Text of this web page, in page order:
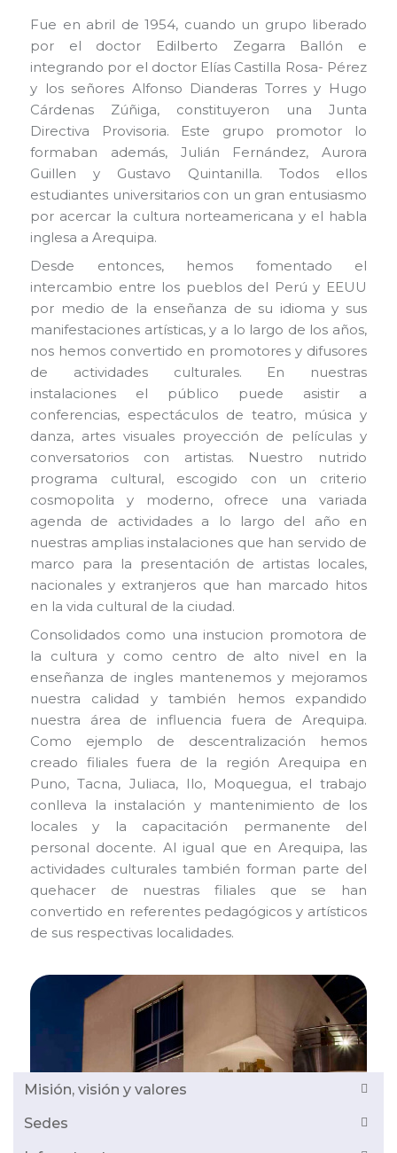
Fue en abril de 1954, cuando un grupo liberado
por el doctor Edilberto Zegarra Ballón e
integrando por el doctor Elías Castilla Rosa- Pérez
y los señores Alfonso Dianderas Torres y Hugo
Cárdenas Zúñiga, constituyeron una Junta
Directiva Provisoria. Este grupo promotor lo
formaban además, Julián Fernández, Aurora
Guillen y Gustavo Quintanilla. Todos ellos
estudiantes universitarios con un gran entusiasmo
por acercar la cultura norteamericana y el habla
inglesa a Arequipa.
Desde entonces, hemos fomentado el
intercambio entre los pueblos del Perú y EEUU
por medio de la enseñanza de su idioma y sus
manifestaciones artísticas, y a lo largo de los años,
nos hemos convertido en promotores y difusores
de actividades culturales. En nuestras
instalaciones el público puede asistir a
conferencias, espectáculos de teatro, música y
danza, artes visuales proyección de películas y
conversatorios con artistas. Nuestro nutrido
programa cultural, escogido con un criterio
cosmopolita y moderno, ofrece una variada
agenda de actividades a lo largo del año en
nuestras amplias instalaciones que han servido de
marco para la presentación de artistas locales,
nacionales y extranjeros que han marcado hitos
en la vida cultural de la ciudad.
Consolidados como una instucion promotora de
la cultura y como centro de alto nivel en la
enseñanza de ingles mantenemos y mejoramos
nuestra calidad y también hemos expandido
nuestra área de influencia fuera de Arequipa.
Como ejemplo de descentralización hemos
creado filiales fuera de la región Arequipa en
Puno, Tacna, Juliaca, Ilo, Moquegua, el trabajo
conlleva la instalación y mantenimiento de los
locales y la capacitación permanente del
personal docente. Al igual que en Arequipa, las
actividades culturales también forman parte del
quehacer de nuestras filiales que se han
convertido en referentes pedagógicos y artísticos
de sus respectivas localidades.
Misión, visión y valores
Sedes